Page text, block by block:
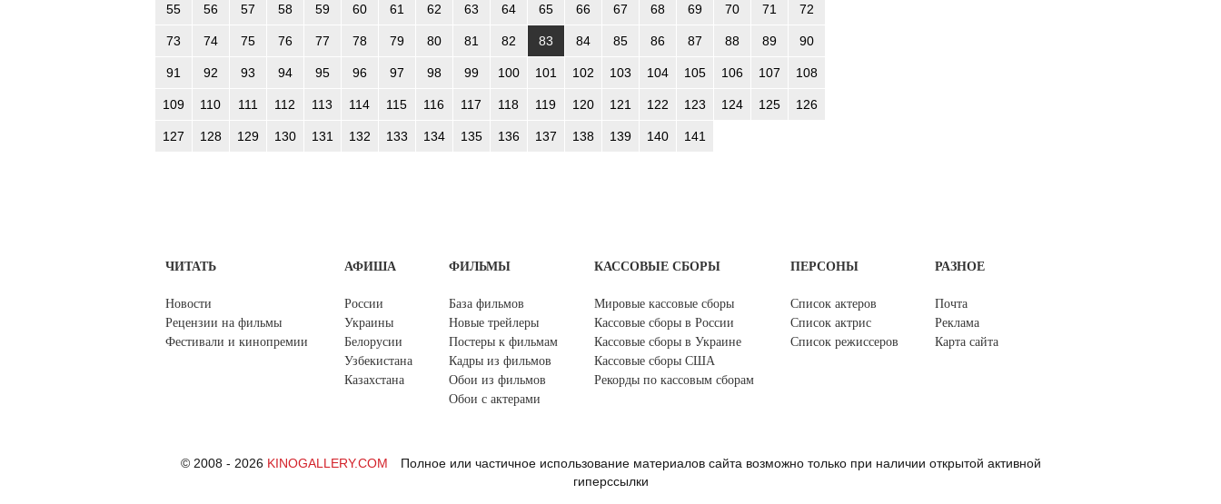
55 56 57 58 59 60 61 62 63 64 65 66 67 68 69 70 71 72
73 74 75 76 77 78 79 80 81 82 83 84 85 86 87 88 89 90
91 92 93 94 95 96 97 98 99 100 101 102 103 104 105 106 107 108
109 110 111 112 113 114 115 116 117 118 119 120 121 122 123 124 125 126
127 128 129 130 131 132 133 134 135 136 137 138 139 140 141
ЧИТАТЬ
Новости
Рецензии на фильмы
Фестивали и кинопремии
АФИША
России
Украины
Белорусии
Узбекистана
Казахстана
ФИЛЬМЫ
База фильмов
Новые трейлеры
Постеры к фильмам
Кадры из фильмов
Обои из фильмов
Обои с актерами
КАССОВЫЕ СБОРЫ
Мировые кассовые сборы
Кассовые сборы в России
Кассовые сборы в Украине
Кассовые сборы США
Рекорды по кассовым сборам
ПЕРСОНЫ
Список актеров
Список актрис
Список режиссеров
РАЗНОЕ
Почта
Реклама
Карта сайта
© 2008 - 2026 KINOGALLERY.COM
Полное или частичное использование материалов сайта возможно только при наличии открытой активной
гиперссылки